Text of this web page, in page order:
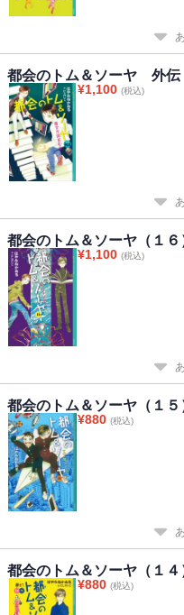
都会のトム＆ソーヤ 外
¥1,100 (税込)
都会のトム＆ソーヤ（１
¥1,100 (税込)
都会のトム＆ソーヤ（１
¥880 (税込)
都会のトム＆ソーヤ（１
¥880 (税込)